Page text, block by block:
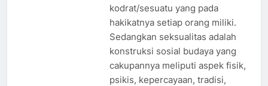
kodrat/sesuatu yang pada
hakikatnya setiap orang miliki.
Sedangkan seksualitas adalah
konstruksi sosial budaya yang
cakupannya meliputi aspek fisik,
psikis, kepercayaan, tradisi,